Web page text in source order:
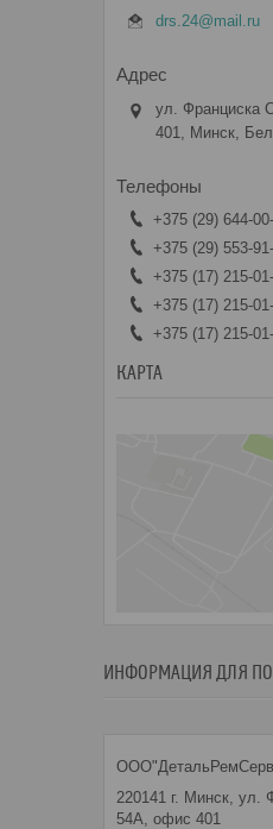
drs.24@mail.ru
ул. Франциска
401, Минск,
+375 (29) 644-
+375 (29) 553-
+375 (17) 215-
+375 (17) 215-
+375 (17) 215-
КАРТА
ИНФОРМАЦИЯ ДЛЯ
220141 г. Минск, ул.
54А, офис 401